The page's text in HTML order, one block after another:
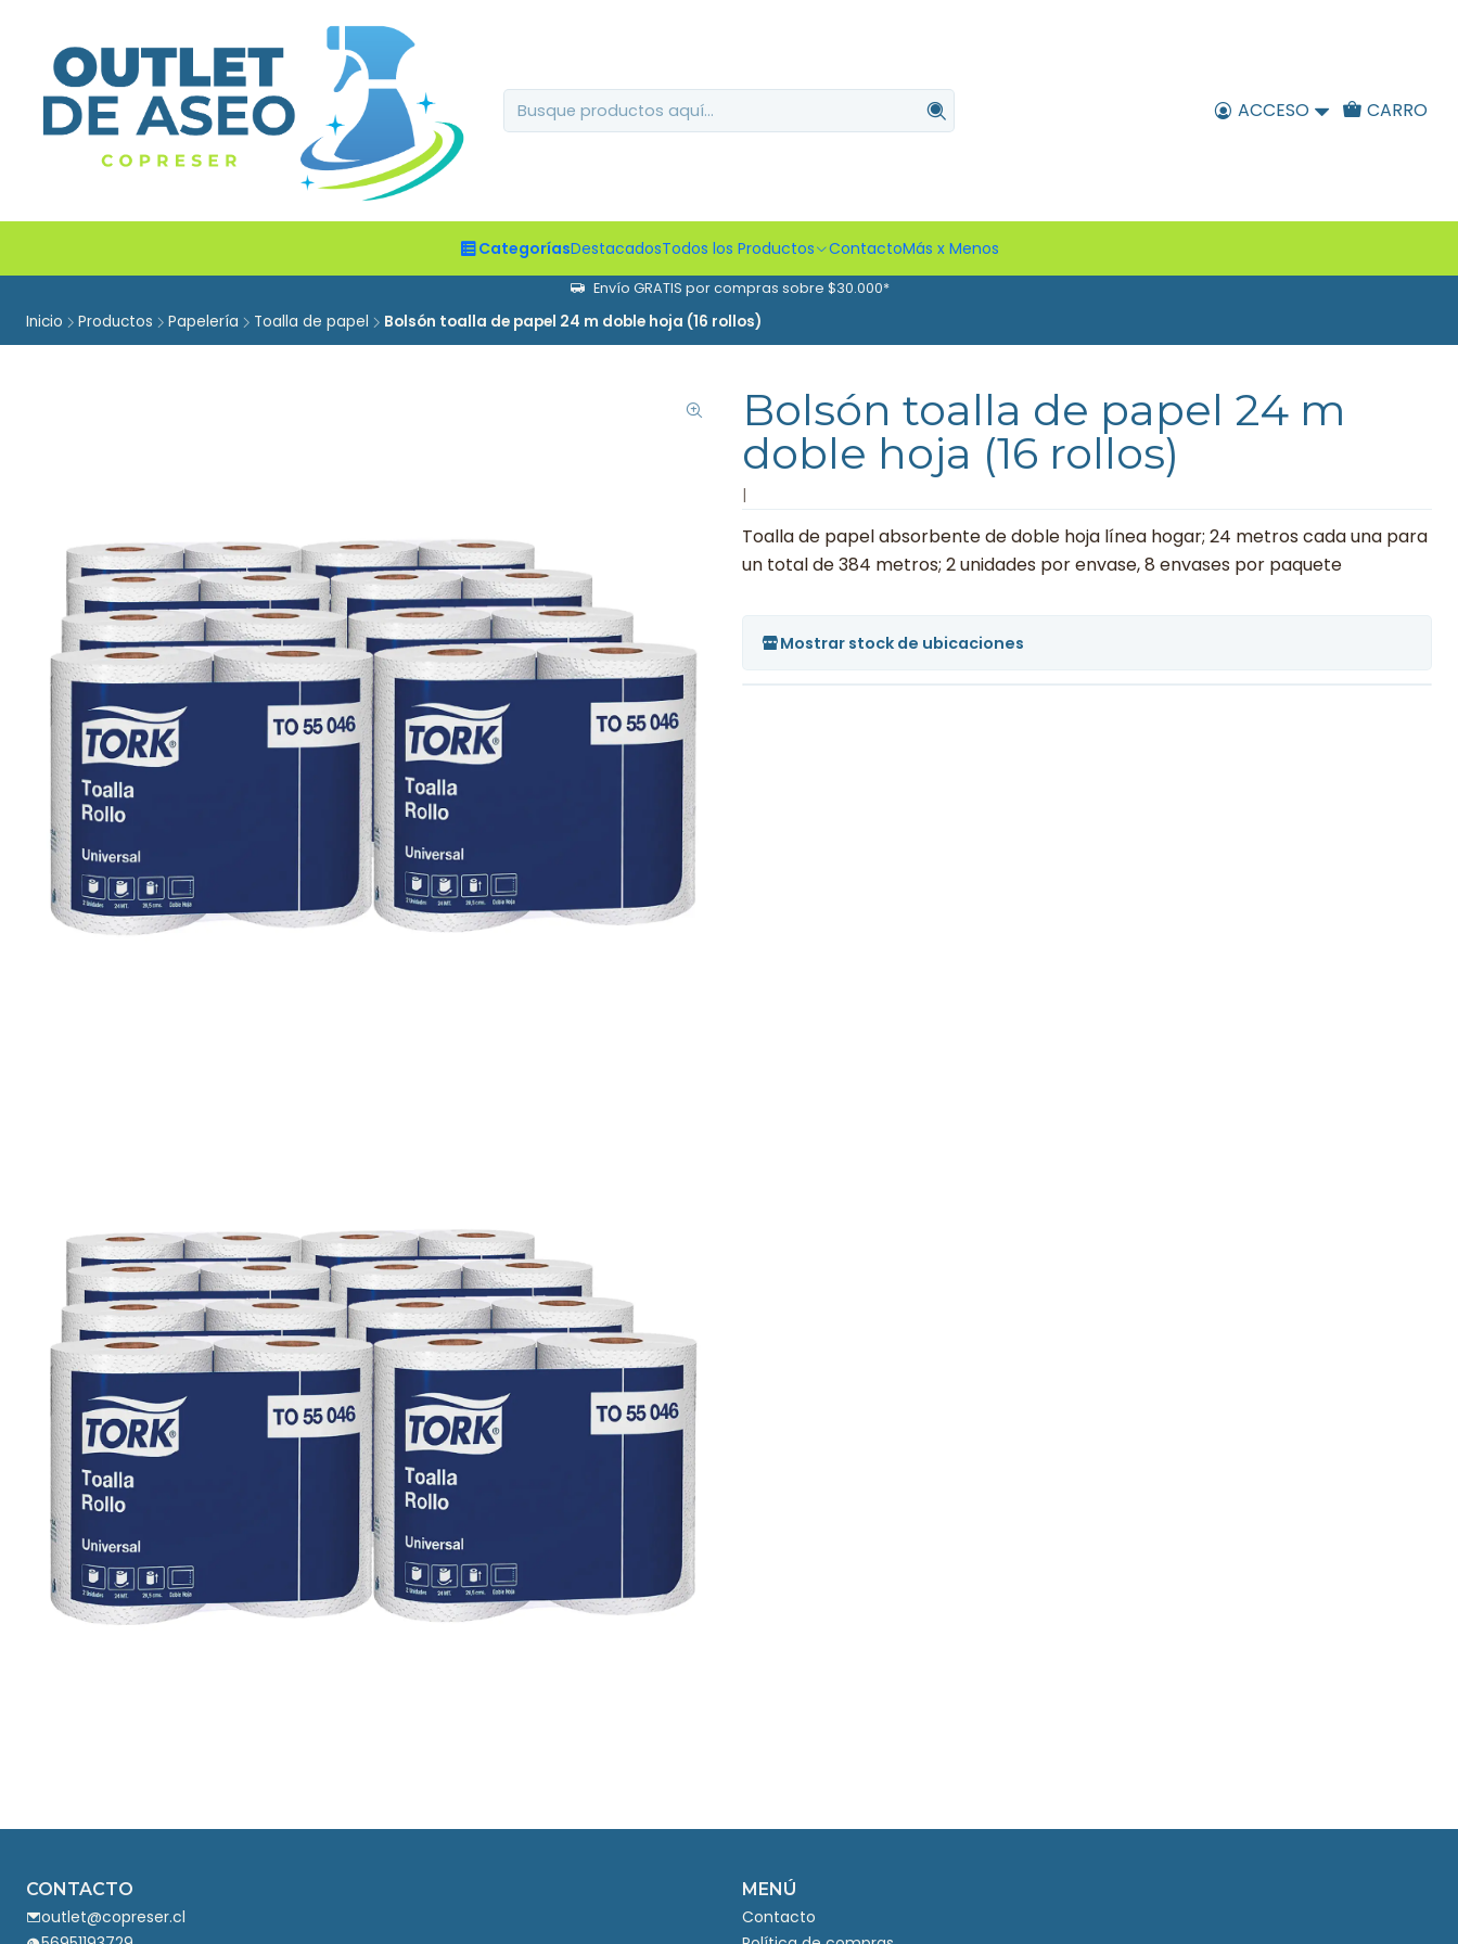
ACCESO CARRO
CategoríasDestacadosTodos los Productos ContactoMás x Menos
Envío GRATIS por compras sobre $30.000*
Inicio Productos Papelería Toalla de papel Bolsón toalla de papel 24 m doble hoja (16 rollos)
Bolsón toalla de papel 24 m
doble hoja (16 rollos)
Toalla de papel absorbente de doble hoja línea hogar; 24 metros cada una para
un total de 384 metros; 2 unidades por envase, 8 envases por paquete
Mostrar stock de ubicaciones
CONTACTO
outlet@copreser.cl
MENÚ
Contacto